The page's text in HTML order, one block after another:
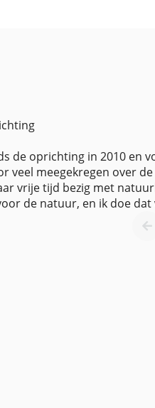
de oprichting in 2010 en
veel meegekregen over
vrije tijd bezig met
de natuur, en ik doe dat